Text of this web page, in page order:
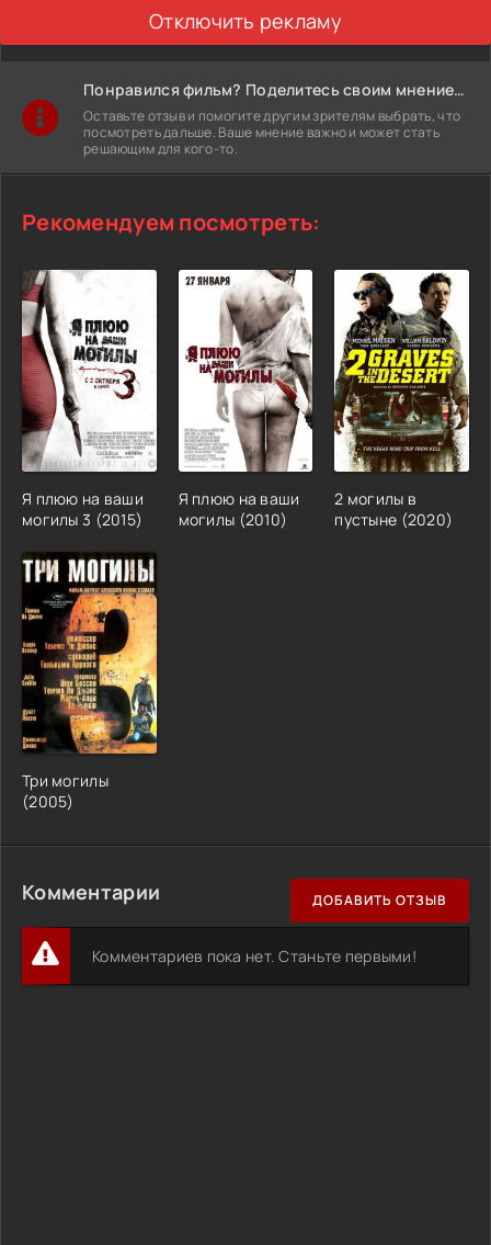
Отключить рекламу
Понравился фильм? Поделитесь своим мнением!
Оставьте отзыв и помогите другим зрителям выбрать, что
посмотреть дальше. Ваше мнение важно и может стать
решающим для кого-то.
Рекомендуем посмотреть:
Я плюю на ваши
могилы 3 (2015)
Я плюю на ваши
могилы (2010)
2 могилы в
пустыне (2020)
Три могилы
(2005)
Комментарии ДОБАВИТЬ ОТЗЫВ
Комментариев пока нет. Станьте первыми!